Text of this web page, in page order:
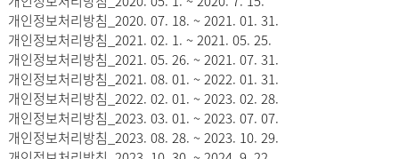
개인정보처리방침_2020. 07. 18. ~ 2021. 01. 31.
개인정보처리방침_2021. 02. 1. ~ 2021. 05. 25.
개인정보처리방침_2021. 05. 26. ~ 2021. 07. 31.
개인정보처리방침_2021. 08. 01. ~ 2022. 01. 31.
개인정보처리방침_2022. 02. 01. ~ 2023. 02. 28.
개인정보처리방침_2023. 03. 01. ~ 2023. 07. 07.
개인정보처리방침_2023. 08. 28. ~ 2023. 10. 29.